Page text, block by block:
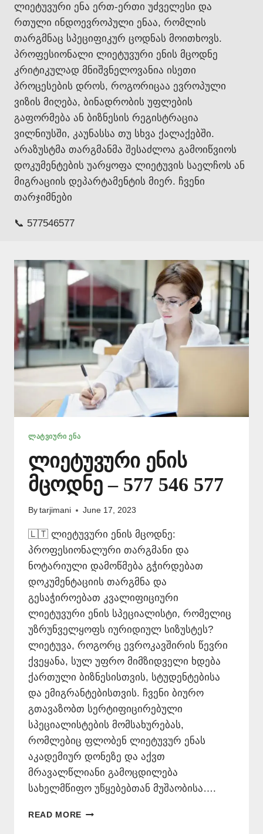
ლიეტუვური ენა ერთ-ერთი უძველესი და
რთული ინდოევროპული ენაა, რომლის
თარგმნაც სპეციფიკურ ცოდნას მოითხოვს.
პროფესიონალი ლიეტუვური ენის მცოდნე
კრიტიკულად მნიშვნელოვანია ისეთი
პროცესების დროს, როგორიცაა ევროპული
ვიზის მიღება, ბინადრობის უფლების
გაფორმება ან ბიზნესის რეგისტრაცია
ვილნიუსში, კაუნასსა თუ სხვა ქალაქებში.
არაზუსტმა თარგმანმა შესაძლოა გამოიწვიოს
დოკუმენტების უარყოფა ლიეტუვის საელჩოს ან
მიგრაციის დეპარტამენტის მიერ. ჩვენი
თარჯიმნები
📞 577546577
ᲚᲐᲢᲕᲘᲣᲠᲘ ᲔᲜᲐ
ლიეტუვური ენის
მცოდნე – 577 546 577
By tarjimani June 17, 2023
🇱🇹 ლიეტუვური ენის მცოდნე:
პროფესიონალური თარგმანი და
ნოტარიული დამოწმება გჭირდებათ
დოკუმენტაციის თარგმნა და
გესაჭიროებათ კვალიფიციური
ლიეტუვური ენის სპეციალისტი, რომელიც
უზრუნველყოფს იურიდიულ სიზუსტეს?
ლიეტუვა, როგორც ევროკავშირის წევრი
ქვეყანა, სულ უფრო მიმზიდველი ხდება
ქართული ბიზნესისთვის, სტუდენტებისა
და ემიგრანტებისთვის. ჩვენი ბიურო
გთავაზობთ სერტიფიცირებული
სპეციალისტების მომსახურებას,
რომლებიც ფლობენ ლიეტუვურ ენას
აკადემიურ დონეზე და აქვთ
მრავალწლიანი გამოცდილება
სახელმწიფო უწყებებთან მუშაობისა….
READ MORE ᲚᲘᲔᲢᲣᲕᲣᲠᲘ